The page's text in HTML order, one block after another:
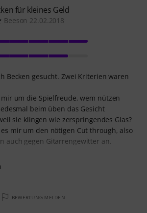
für kleines Geld
Beeson 22.02.2018
Becken gesucht. Zwei Kriterien waren
um die Spielfreude, wem nützen
beim üben das Gesicht
sie klingen wie zerspringendes Glas?
mir um den nötigen Cut through, also
auch gegen Gitarrengewitter an.
BEWERTUNG MELDEN